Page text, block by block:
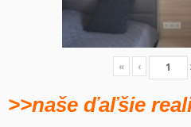
« ‹
>>naše ďaľšie